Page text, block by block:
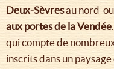
Deux-Sèvresau nord-
aux portes de la Vendée
qui compte de
inscrits dans un